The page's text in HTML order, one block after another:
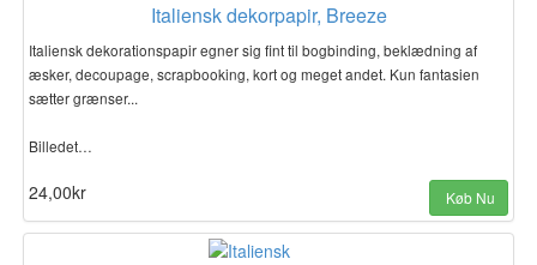
Italiensk dekorpapir, Breeze
Italiensk dekorationspapir egner sig fint til bogbinding, beklædning af
æsker, decoupage, scrapbooking, kort og meget andet. Kun fantasien
sætter grænser...
Billedet…
24,00kr Køb Nu